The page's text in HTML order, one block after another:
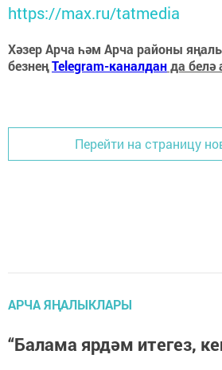
https://max.ru/tatmedia
Хәзер Арча һәм Арча районы
безнеңTelegram-каналданда белә
Перейти на страницу
АРЧА ЯҢАЛЫКЛАРЫ
“Балама ярдәм итегез,